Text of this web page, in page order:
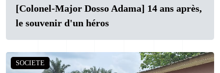
[Colonel-Major Dosso Adama] 14 ans après,
le souvenir d'un héros
SOCIETE